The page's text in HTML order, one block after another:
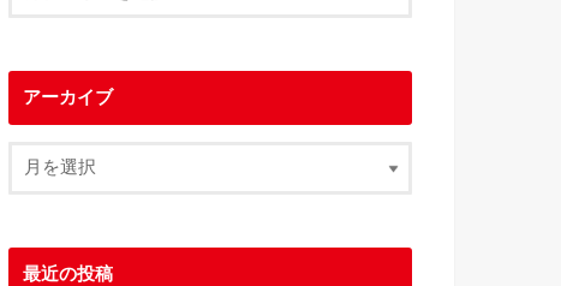
アーカイブ
最近の投稿